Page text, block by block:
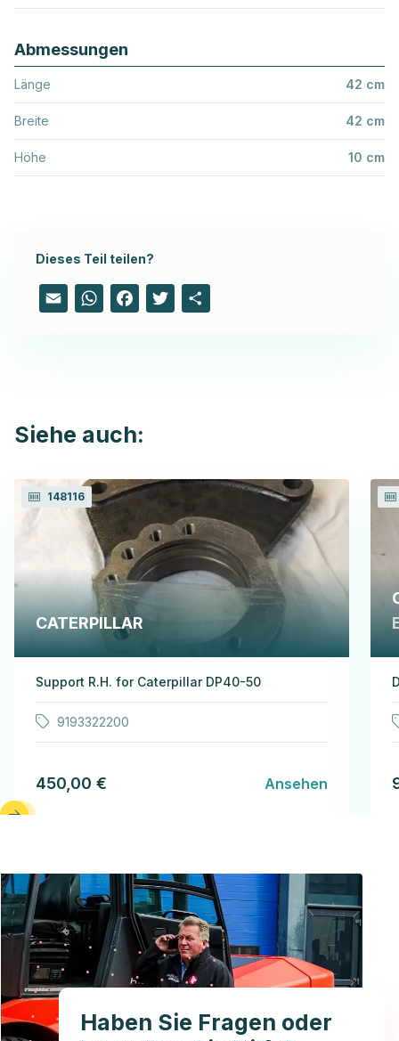
Abmessungen
Länge 42 cm
Breite 42 cm
Höhe 10 cm
Dieses Teil teilen?
Email WhatsAppFacebook
Twitter
Siehe auch:
148116
CATERPILLAR
Support R.H. for Caterpillar DP40-50
9193322200
450,00 € Ansehen
Haben Sie Fragen oder